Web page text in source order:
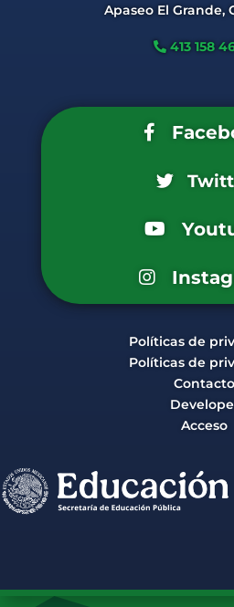
Apaseo El Grande,
413 158
Políticas de
Políticas de
Contacto
Acceso